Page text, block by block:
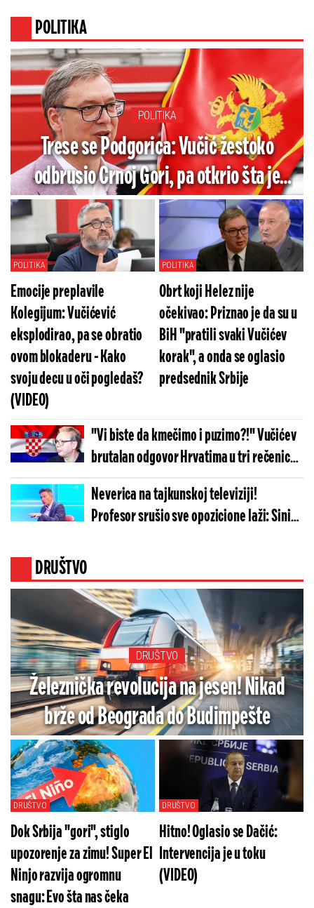
POLITIKA
POLITIKA
Trese se Podgorica: Vučić žestoko
odbrusio Crnoj Gori, pa otkrio šta je
jedino godinama tražio od te zemlje
POLITIKA
Emocije preplavile
Kolegijum: Vučićević
eksplodirao, pa se obratio
ovom blokaderu - Kako
svoju decu u oči pogledaš?
(VIDEO)
POLITIKA
Obrt koji Helez nije
očekivao: Priznao je da su u
BiH "pratili svaki Vučićev
korak", a onda se oglasio
predsednik Srbije
"Vi biste da kmečimo i puzimo?!" Vučićev
brutalan odgovor Hrvatima u tri rečenice:
Zaboravite te dane... (FOTO)
Neverica na tajkunskoj televiziji!
Profesor srušio sve opozicione laži: Siniša
DRUŠTVO
DRUŠTVO
Železnička revolucija na jesen! Nikad
brže od Beograda do Budimpešte
DRUŠTVO
Dok Srbija "gori", stiglo
upozorenje za zimu! Super El
Ninjo razvija ogromnu
snagu: Evo šta nas čeka
DRUŠTVO
Hitno! Oglasio se Dačić:
Intervencija je u toku
(VIDEO)